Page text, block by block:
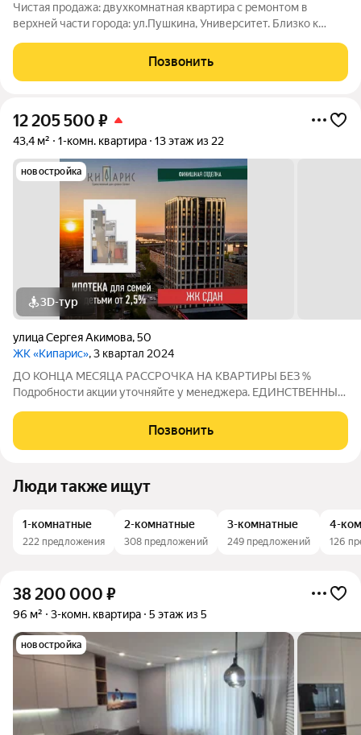
Чистая продажа: двухкомнатная квартира с ремонтом в
верхней части города: ул.Пушкина, Университет. Близко к
транспортная развязка: трамвай, автобусы по пр.Гагарина,
можно выйти на ул.Бекетова,
Позвонить
12 205 500 ₽
43,4 м² 1-комн. квартира 13 этаж из 22
новостройка
3D-тур
улица Сергея Акимова,50
ЖК «Кипарис», 3 квартал 2024
ДО КОНЦА МЕСЯЦА РАССРОЧКА НА КВАРТИРЫ БЕЗ %
Подробности акции уточняйте у менеджера. ЕДИНСТВЕННЫЙ
единственный на Мещере дом уровня Селект. Это осознанный
выбор качества жизни: продуманные строительные
Позвонить
Люди также ищут
1-комнатные
222 предложения
2-комнатные
308 предложений
3-комнатные
249 предложений
4-
126
38 200 000 ₽
96 м² 3-комн. квартира 5 этаж из 5
новостройка